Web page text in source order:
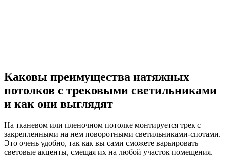
Каковы преимущества натяжных
потолков с трековыми светильниками
и как они выглядят
На тканевом или пленочном потолке монтируется трек с
закрепленными на нем поворотными светильниками-спотами.
Это очень удобно, так как вы сами сможете варьировать
световые акценты, смещая их на любой участок помещения.